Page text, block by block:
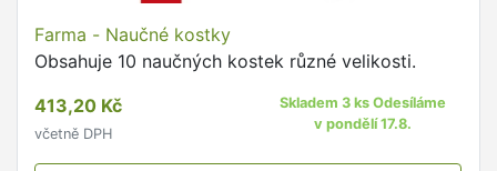
Farma - Naučné kostky
Obsahuje 10 naučných kostek různé velikosti.
413,20 Kč
včetně DPH
Skladem 3 ks Odesíláme
v pondělí 17.8.